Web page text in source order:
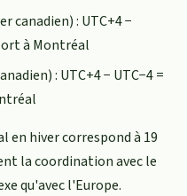
canadien) : UTC+4 −
à Montréal
: UTC+4 − UTC−4 =
en hiver correspond à 19
la coordination avec le
qu'avec l'Europe.